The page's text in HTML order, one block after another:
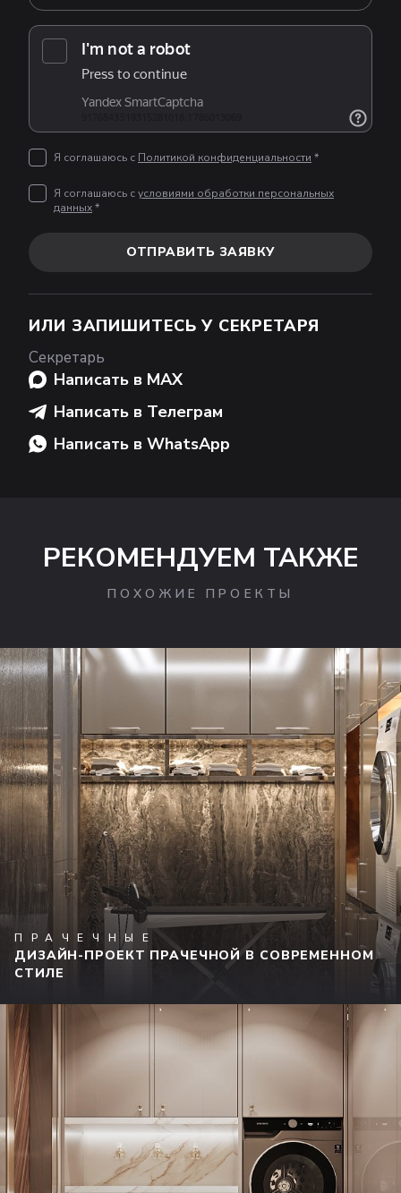
Я соглашаюсь с Политикой конфиденциальности *
Я соглашаюсь сусловиями обработки персональных
данных*
ОТПРАВИТЬ ЗАЯВКУ
ИЛИ ЗАПИШИТЕСЬ У СЕКРЕТАРЯ
Секретарь
Написать в MAX
Написать в Телеграм
Написать в WhatsApp
РЕКОМЕНДУЕМ ТАКЖЕ
ПОХОЖИЕ ПРОЕКТЫ
ПРАЧЕЧНЫЕ
ДИЗАЙН-ПРОЕКТ ПРАЧЕЧНОЙ В СОВРЕМЕННОМ
СТИЛЕ